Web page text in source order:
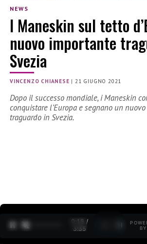
NEWS
I Maneskin sul tetto
nuovo importante
Svezia
VINCENZO CHIANESE |21 GIUGNO 2021
Dopo il successo mondiale, i Maneskin
conquistare l’Europa e segnano un
traguardo in Svezia.
0:19 /
3:35
BY